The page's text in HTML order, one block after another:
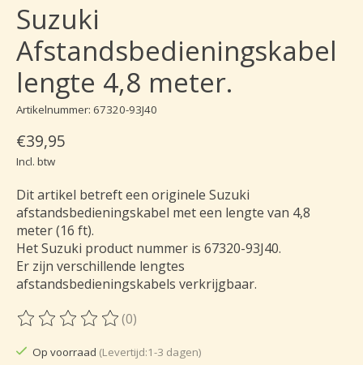
Suzuki
Afstandsbedieningskabel
lengte 4,8 meter.
Artikelnummer: 67320-93J40
€39,95
Incl. btw
Dit artikel betreft een originele Suzuki
afstandsbedieningskabel met een lengte van 4,8
meter (16 ft).
Het Suzuki product nummer is 67320-93J40.
Er zijn verschillende lengtes
afstandsbedieningskabels verkrijgbaar.
De beoordeling van dit product is
(0)
Op voorraad (Levertijd:1-3 dagen)